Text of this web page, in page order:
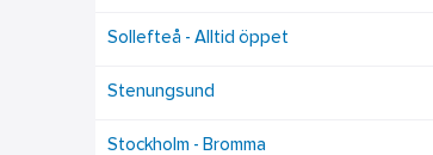
Sollefteå - Alltid öppet
Stenungsund
Stockholm - Bromma